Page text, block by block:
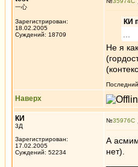
一心
Зарегистрирован:
18.02.2005
Суждений: 18709
КИ
Не я
Наверх
КИ
3Д
Зарегистрирован:
17.02.2005
Суждений: 52234
№35976
А
нет).